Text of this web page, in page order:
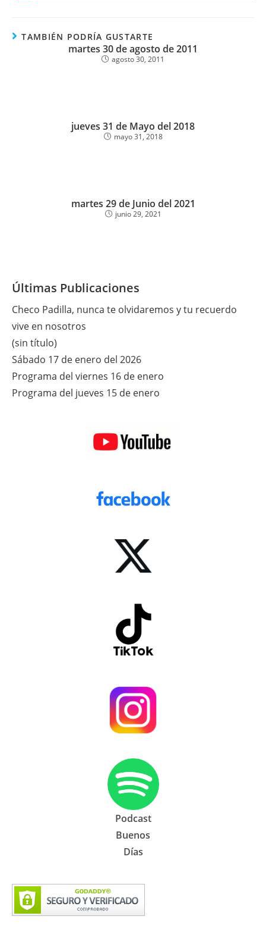
TAMBIÉN PODRÍA GUSTARTE
martes 30 de agosto de 2011
agosto 30, 2011
jueves 31 de Mayo del 2018
mayo 31, 2018
martes 29 de Junio del 2021
junio 29, 2021
Últimas Publicaciones
Checo Padilla, nunca te olvidaremos y tu recuerdo
vive en nosotros
(sin título)
Sábado 17 de enero del 2026
Programa del viernes 16 de enero
Programa del jueves 15 de enero
Podcast
Buenos
Días